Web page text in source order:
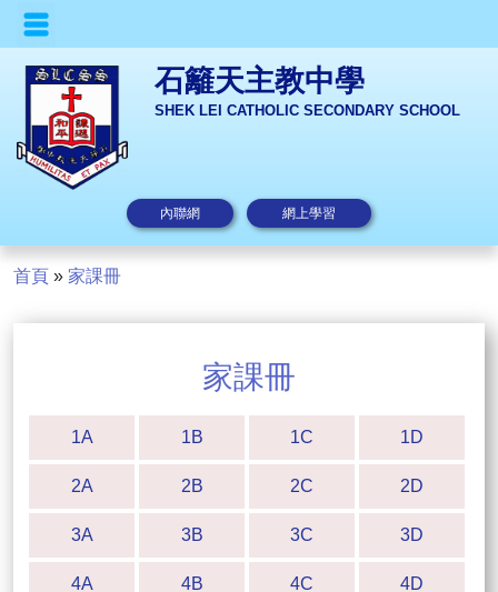
石籬天主教中學
SHEK LEI CATHOLIC SECONDARY SCHOOL
內聯網 網上學習
首頁 » 家課冊
家課冊
1A 1B 1C 1D
2A 2B 2C 2D
3A 3B 3C 3D
4A 4B 4C 4D